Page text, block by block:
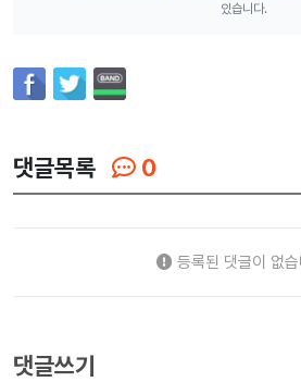
있습니다.
댓글목록 0
등록된 댓글이 없
댓글쓰기